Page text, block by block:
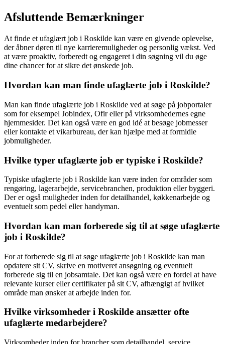
Afsluttende Bemærkninger
At finde et ufaglært job i Roskilde kan være en givende oplevelse,
der åbner døren til nye karrieremuligheder og personlig vækst. Ved
at være proaktiv, forberedt og engageret i din søgning vil du øge
dine chancer for at sikre det ønskede job.
Hvordan kan man finde ufaglærte job i Roskilde?
Man kan finde ufaglærte job i Roskilde ved at søge på jobportaler
som for eksempel Jobindex, Ofir eller på virksomhedernes egne
hjemmesider. Det kan også være en god idé at besøge jobmesser
eller kontakte et vikarbureau, der kan hjælpe med at formidle
jobmuligheder.
Hvilke typer ufaglærte job er typiske i Roskilde?
Typiske ufaglærte job i Roskilde kan være inden for områder som
rengøring, lagerarbejde, servicebranchen, produktion eller byggeri.
Der er også muligheder inden for detailhandel, køkkenarbejde og
eventuelt som pedel eller handyman.
Hvordan kan man forberede sig til at søge ufaglærte
job i Roskilde?
For at forberede sig til at søge ufaglærte job i Roskilde kan man
opdatere sit CV, skrive en motiveret ansøgning og eventuelt
forberede sig til en jobsamtale. Det kan også være en fordel at have
relevante kurser eller certifikater på sit CV, afhængigt af hvilket
område man ønsker at arbejde inden for.
Hvilke virksomheder i Roskilde ansætter ofte
ufaglærte medarbejdere?
Virksomheder inden for brancher som detailhandel, service,